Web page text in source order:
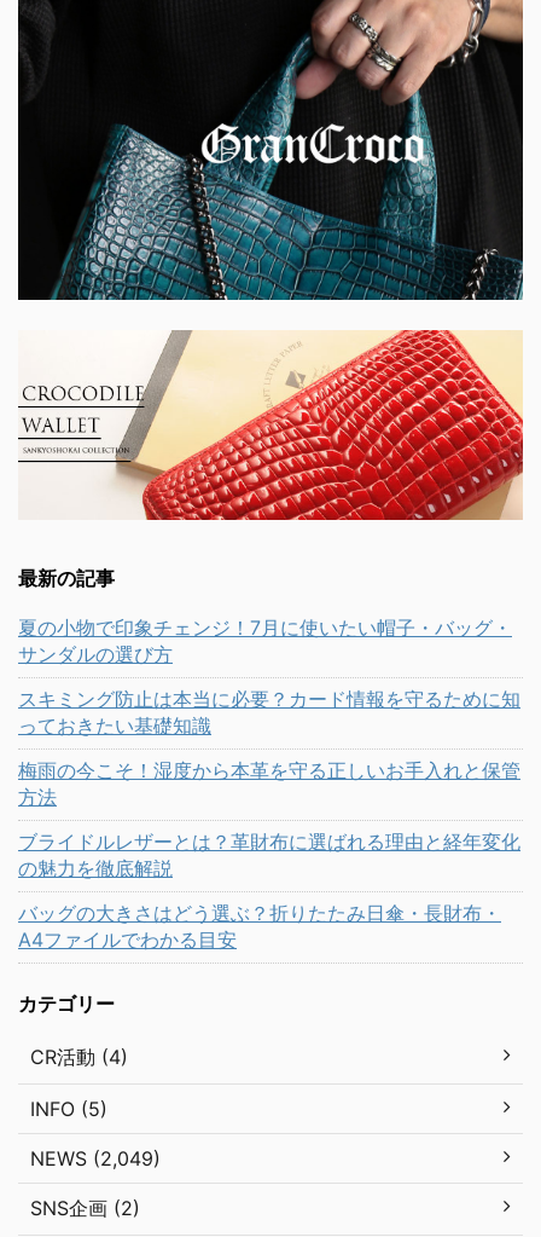
最新の記事
夏の小物で印象チェンジ！7月に使いたい帽子・バッグ・
サンダルの選び方
スキミング防止は本当に必要？カード情報を守るために知
っておきたい基礎知識
梅雨の今こそ！湿度から本革を守る正しいお手入れと保管
方法
ブライドルレザーとは？革財布に選ばれる理由と経年変化
の魅力を徹底解説
バッグの大きさはどう選ぶ？折りたたみ日傘・長財布・
A4ファイルでわかる目安
カテゴリー
CR活動 (4)
INFO (5)
NEWS (2,049)
SNS企画 (2)